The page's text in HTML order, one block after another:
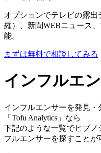
オプションでテレビの露
羅）、新聞WEBニュース
能。
まずは無料で相談してみる
インフルエ
インフルエンサーを発見
「Tofu Analytics」なら
下記のような一覧でヒプノ
フルエンサーを探すことが